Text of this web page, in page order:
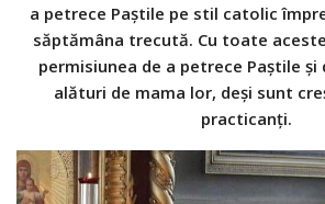
a petrece Paștile pe stil catolic
săptămâna trecută. Cu toate
permisiunea de a petrece Paștile
alături de mama lor, deși sunt
practicanți.